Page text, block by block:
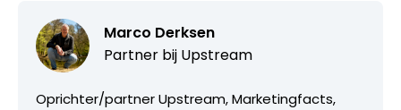
Marco Derksen
Partner bij Upstream
Oprichter/partner Upstream, Marketingfacts,